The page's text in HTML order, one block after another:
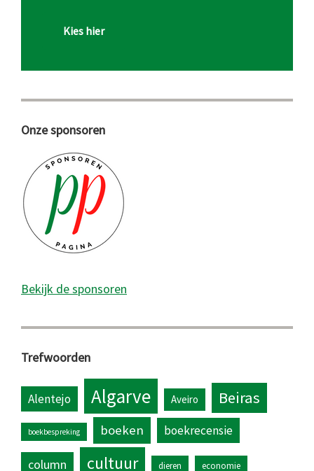
Kies hier
Onze sponsoren
Bekijk de sponsoren
Trefwoorden
Alentejo Algarve Aveiro Beiras
boekbespreking boeken boekrecensie
column cultuur dieren economie